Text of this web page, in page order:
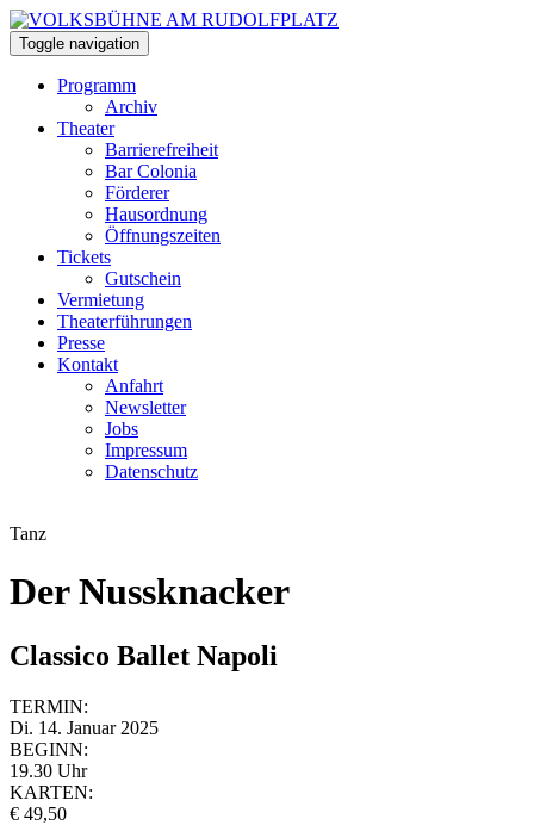
Toggle navigation
Programm
Archiv
Theater
Barrierefreiheit
Bar Colonia
Förderer
Hausordnung
Öffnungszeiten
Tickets
Gutschein
Vermietung
Theaterführungen
Presse
Kontakt
Anfahrt
Newsletter
Jobs
Impressum
Datenschutz
Tanz
Der Nussknacker
Classico Ballet Napoli
TERMIN:
Di. 14. Januar 2025
BEGINN:
19.30 Uhr
KARTEN:
€ 49,50